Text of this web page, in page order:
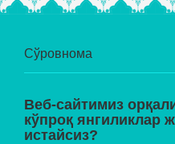
Сўровнома
Веб-сайтимиз
кўпроқ янгиликлар
истайсиз?